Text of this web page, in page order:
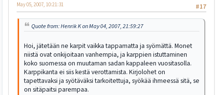
#17
May 05, 2007, 10:21:31
Quote from: Henrik K on May 04, 2007, 21:59:27
Hoi, jätetään ne karpit vaikka tappamatta ja syömättä. Monet
niistä ovat onkijoitaan vanhempia, ja karppien istuttaminen
koko suomessa on muutaman sadan kappaleen vuositasolla.
Karppikanta ei siis kestä verottamista. Kirjolohet on
tapettavaksi ja syötäväksi tarkoitettuja, syökää ihmeessä sitä, se
on sitäpaitsi parempaa.